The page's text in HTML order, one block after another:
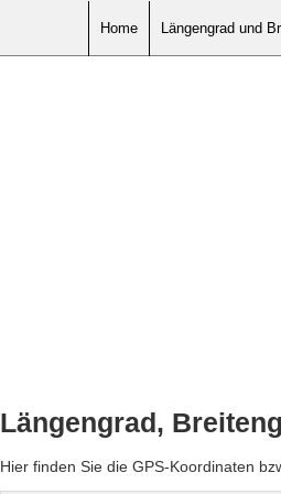
Home Längengrad und
Längengrad,
Hier finden Sie die GPS-Koordinaten